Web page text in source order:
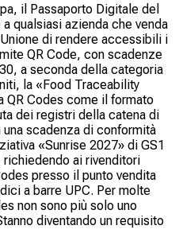
il Passaporto Digitale del
qualsiasi azienda che venda
di rendere accessibili i
QR Code, con scadenze
a seconda della categoria
la «Food Traceability
QR Codes come il formato
dei registri della catena di
scadenza di conformità
«Sunrise 2027» di GS1
ai rivenditori
presso il punto vendita
a barre UPC. Per molte
non sono più solo uno
diventando un requisito